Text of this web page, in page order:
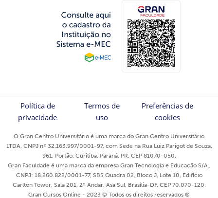
Política de
privacidade
Termos de
uso
Preferências de
cookies
O Gran Centro Universitário é uma marca do Gran Centro Universitário
LTDA, CNPJ nº 32.163.997/0001-97, com Sede na Rua Luiz Parigot de Souza,
961, Portão, Curitiba, Paraná, PR, CEP 81070-050.
Gran Faculdade é uma marca da empresa Gran Tecnologia e Educação S/A.,
CNPJ: 18.260.822/0001-77, SBS Quadra 02, Bloco J, Lote 10, Edifício
Carlton Tower, Sala 201, 2º Andar, Asa Sul, Brasília-DF, CEP 70.070-120.
Gran Cursos Online - 2023 © Todos os direitos reservados ®